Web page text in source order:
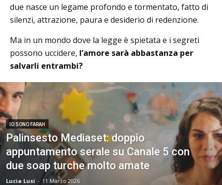
due nasce un legame profondo e tormentato, fatto di
silenzi, attrazione, paura e desiderio di redenzione.
Ma in un mondo dove la legge è spietata e i segreti
possono uccidere, l’amore sarà abbastanza per
salvarli entrambi?
IO SONO FARAH
Palinsesto Mediaset: doppio
appuntamento serale su Canale 5 con
due soap turche molto amate
Lucia Lusi - 11 Marzo 2026